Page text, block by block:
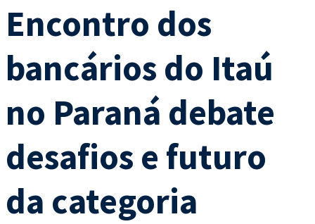
Encontro dos
bancários do Itaú
no Paraná debate
desafios e futuro
da categoria